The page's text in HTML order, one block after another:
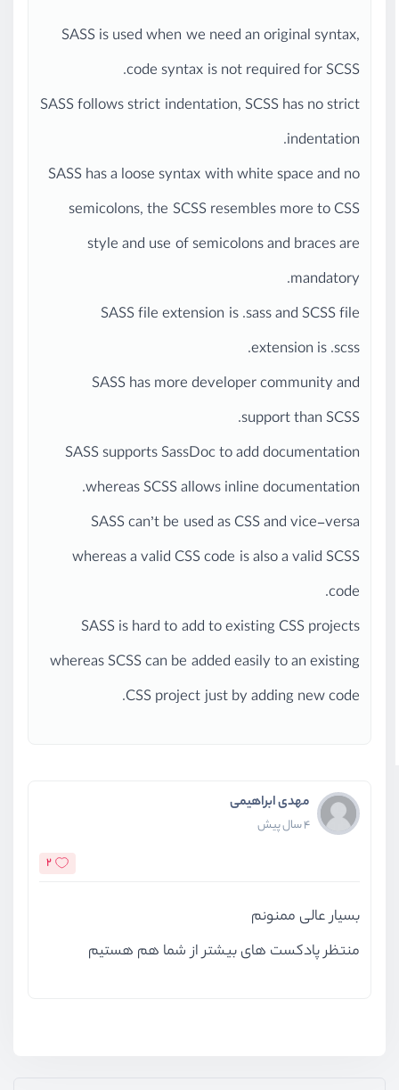
SASS is used when we need an original syntax,
code syntax is not required for SCSS.
SASS follows strict indentation, SCSS has no strict
indentation.
SASS has a loose syntax with white space and no
semicolons, the SCSS resembles more to CSS
style and use of semicolons and braces are
mandatory.
SASS file extension is .sass and SCSS file
extension is .scss.
SASS has more developer community and
support than SCSS.
SASS supports SassDoc to add documentation
whereas SCSS allows inline documentation.
SASS can’t be used as CSS and vice-versa
whereas a valid CSS code is also a valid SCSS
code.
SASS is hard to add to existing CSS projects
whereas SCSS can be added easily to an existing
CSS project just by adding new code.
مهدی ابراهیمی
4 سال پیش
2
بسیار عالی ممنونم
منتظر پادکست های بیشتر از شما هم هستیم